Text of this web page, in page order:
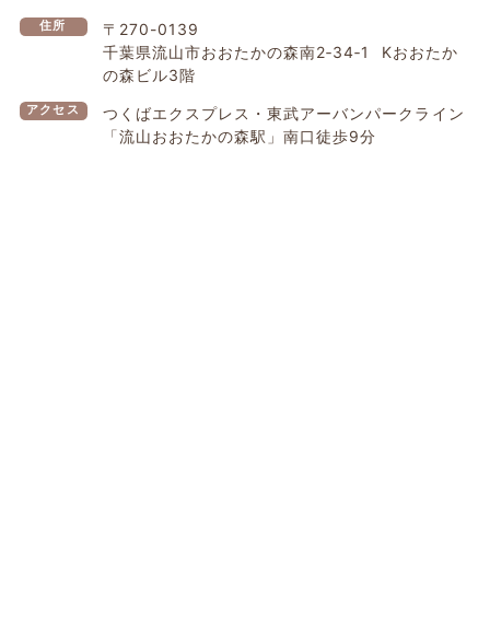
住所
〒270-0139
千葉県流山市おおたかの森南2‐34‐1 Kおおたか
の森ビル3階
アクセス
つくばエクスプレス・東武アーバンパークライン
「流山おおたかの森駅」南口徒歩9分